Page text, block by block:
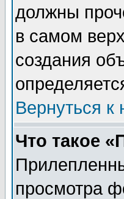
должны
в самом
создания
Вернуться к
Что такое
просмотра